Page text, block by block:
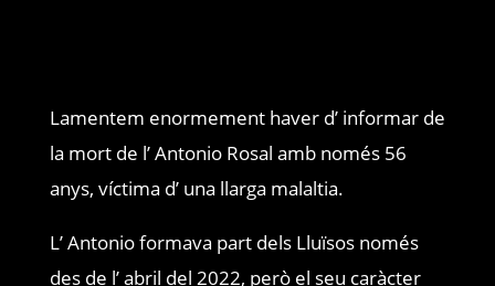
Lamentem enormement haver d’ informar de
la mort de l’ Antonio Rosal amb només 56
anys, víctima d’ una llarga malaltia.
L’ Antonio formava part dels Lluïsos només
des de l’ abril del 2022, però el seu caràcter